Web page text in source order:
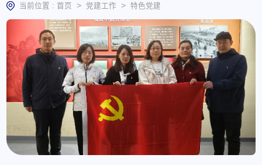
当前位置 : 首页 > 党建工作 > 特色党建